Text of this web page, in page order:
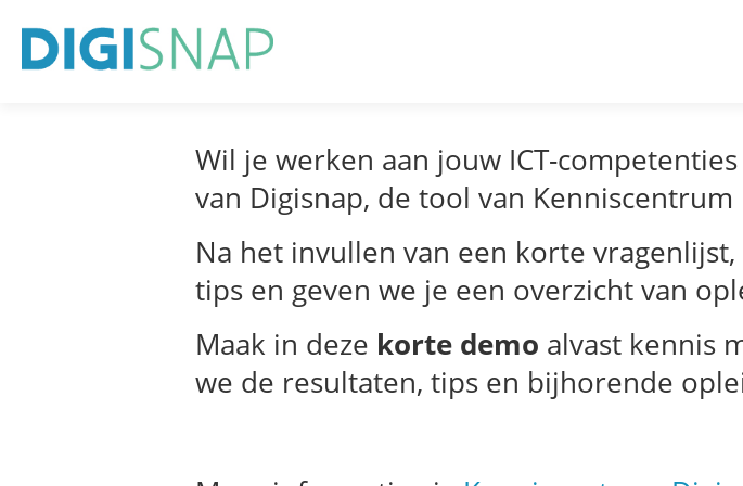
Wil je werken aan jouw ICT-
van Digisnap, de tool van Kenniscentrum
Na het invullen van een korte
tips en geven we je een overzicht van
Maak in deze korte demo alvast kennis
we de resultaten, tips en bijhorende